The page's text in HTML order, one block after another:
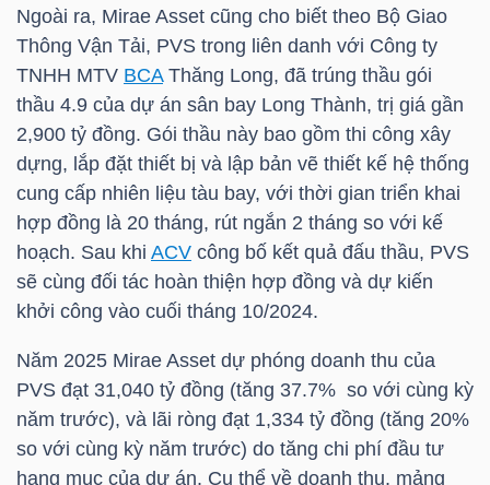
Ngoài ra, Mirae Asset cũng cho biết theo Bộ Giao
Thông Vận Tải, PVS trong liên danh với Công ty
TNHH MTV BCAThăng Long, đã trúng thầu gói
thầu 4.9 của dự án sân bay Long Thành, trị giá gần
2,900 tỷ đồng. Gói thầu này bao gồm thi công xây
dựng, lắp đặt thiết bị và lập bản vẽ thiết kế hệ thống
cung cấp nhiên liệu tàu bay, với thời gian triển khai
hợp đồng là 20 tháng, rút ngắn 2 tháng so với kế
hoạch. Sau khi ACV công bố kết quả đấu thầu, PVS
sẽ cùng đối tác hoàn thiện hợp đồng và dự kiến
khởi công vào cuối tháng 10/2024.
Năm 2025 Mirae Asset dự phóng doanh thu của
PVS đạt 31,040 tỷ đồng (tăng 37.7% so với cùng kỳ
năm trước), và lãi ròng đạt 1,334 tỷ đồng (tăng 20%
so với cùng kỳ năm trước) do tăng chi phí đầu tư
hạng mục của dự án. Cụ thể về doanh thu, mảng
NGUYÊN
VẬT
LIỆU
CÔNG
NGHIỆP
TIÊU
DÙNG